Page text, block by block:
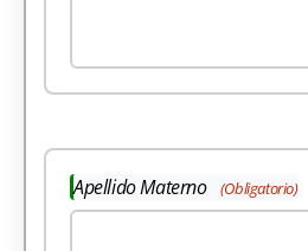
Apellido Materno (Obligatorio)